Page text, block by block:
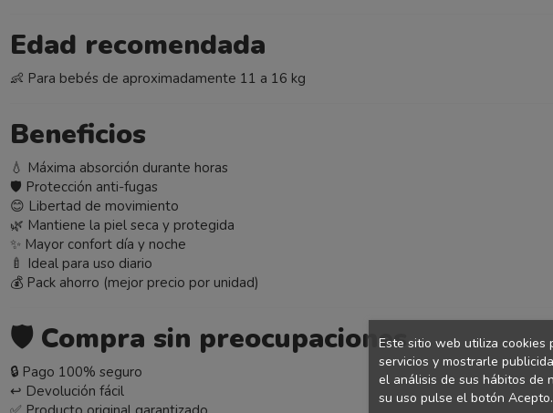
Edad recomendada
👶 Para bebés de aproximadamente 11 a 16 kg
Beneficios
💧 Máxima absorción durante horas
🛡️ Protección anti-fugas
😊 Libertad de movimiento
🌿 Mantiene la piel seca y protegida
✨ Mayor confort día y noche
🍼 Ideal para uso diario
💰 Pack ahorro (mejor precio por unidad)
🛡️ Compra sin preocupaciones
🔒 Pago 100% seguro
↩️ Devolución fácil
Este sitio web utiliza cookies
servicios y mostrarle
el análisis de sus hábitos de
su uso pulse el botón Acepto.